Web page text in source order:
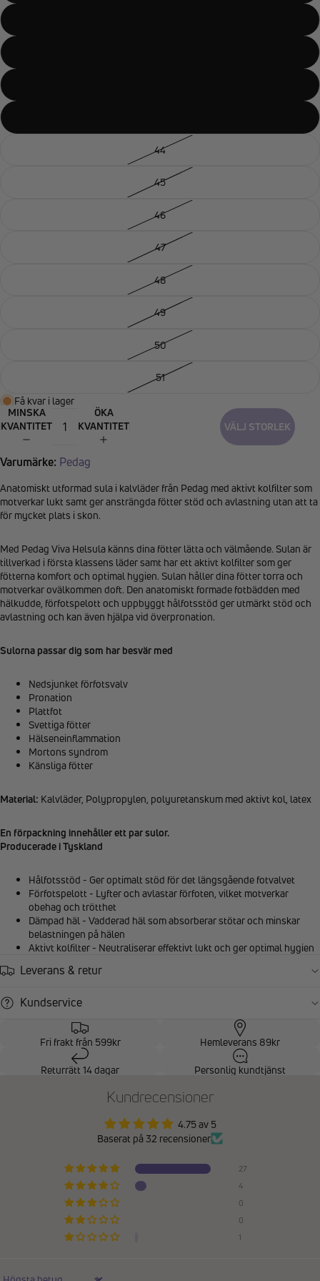
44
45
46
47
48
49
50
51
Få kvar i lager
MINSKA
KVANTITET
ÖKA
KVANTITET
VÄLJ STORLEK
Varumärke: Pedag
Anatomiskt utformad sula i kalvläder från Pedag med aktivt kolfilter som
motverkar lukt samt ger ansträngda fötter stöd och avlastning utan att ta
för mycket plats i skon.
Med Pedag Viva Helsula känns dina fötter lätta och välmående. Sulan är
tillverkad i första klassens läder samt har ett aktivt kolfilter som ger
fötterna komfort och optimal hygien. Sulan håller dina fötter torra och
motverkar ovälkommen doft. Den anatomiskt formade fotbädden med
hälkudde, förfotspelott och uppbyggt hålfotsstöd ger utmärkt stöd och
avlastning och kan även hjälpa vid överpronation.
Sulorna passar dig som har besvär med
Nedsjunket förfotsvalv
Pronation
Plattfot
Svettiga fötter
Hälseneinflammation
Mortons syndrom
Känsliga fötter
Material: Kalvläder, Polypropylen, polyuretanskum med aktivt kol, latex
En förpackning innehåller ett par sulor.
Producerade i Tyskland
Hålfotsstöd - Ger optimalt stöd för det längsgående fotvalvet
Förfotspelott - Lyfter och avlastar förfoten, vilket motverkar
obehag och trötthet
Dämpad häl - Vadderad häl som absorberar stötar och minskar
belastningen på hälen
Aktivt kolfilter - Neutraliserar effektivt lukt och ger optimal hygien
Leverans & retur
Kundservice
Fri frakt från 599kr Hemleverans 89kr
Returrätt 14 dagar Personlig kundtjänst
Kundrecensioner
4.75 av 5
Baserat på 32 recensioner
27
4
0
0
1